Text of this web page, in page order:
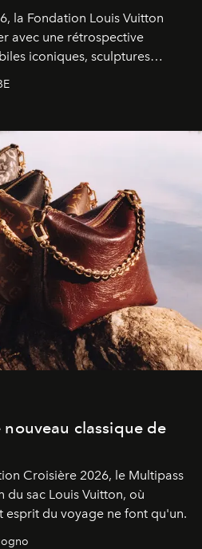
la Fondation Louis Vuitton
avec une rétrospective
iconiques, sculptures
mouvement, l'artiste
imaginés par Frank Gehry
nouveau classique de
Croisière 2026, le Multipass
du sac Louis Vuitton, où
esprit du voyage ne font qu'un.